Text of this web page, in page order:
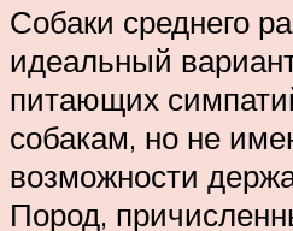
Собаки среднего
идеальный
питающих
собакам, но не
возможности
Пород,